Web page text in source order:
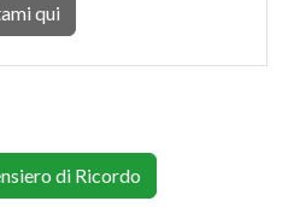
qui
di Ricordo